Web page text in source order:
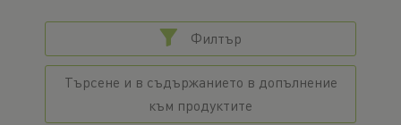
Филтър
Търсене и в съдържанието в допълнение
към продуктите